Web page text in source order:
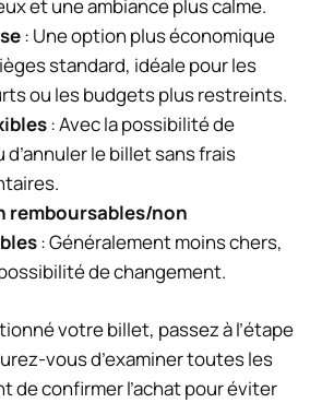
et une ambiance plus calme.
: Une option plus économique
standard, idéale pour les
ou les budgets plus restreints.
: Avec la possibilité de
d’annuler le billet sans frais
remboursables/non
: Généralement moins chers,
de changement.
votre billet, passez à l’étape
vous d’examiner toutes les
de confirmer l’achat pour éviter